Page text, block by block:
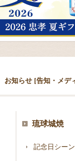
お知らせ [告知・メデ
琉球城焼
記念日シー